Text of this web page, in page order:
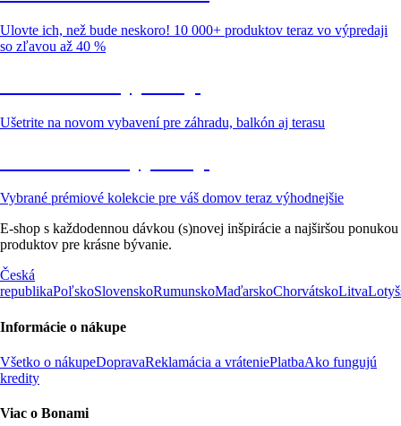
Ulovte ich, než bude neskoro! 10 000+ produktov teraz vo výpredaji
so zľavou až 40 %
Ušetrite na novom vybavení pre záhradu, balkón aj terasu
Vybrané prémiové kolekcie pre váš domov teraz výhodnejšie
E-shop s každodennou dávkou (s)novej inšpirácie a najširšou ponukou
produktov pre krásne bývanie.
Česká
republikaPoľskoSlovenskoRumunskoMaďarskoChorvátskoLitva
Informácie o nákupe
Všetko o nákupeDopravaReklamácia a vráteniePlatbaAko fungujú
kredity
Viac o Bonami